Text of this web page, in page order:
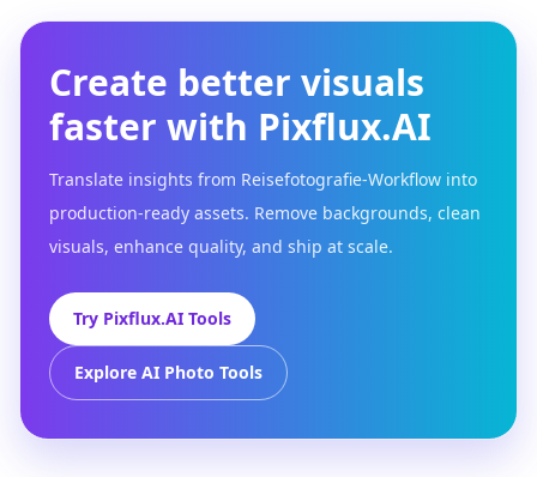
Create better visuals
faster with Pixflux.AI
Translate insights from Reisefotografie-Workflow into
production-ready assets. Remove backgrounds, clean
visuals, enhance quality, and ship at scale.
Try Pixflux.AI Tools
Explore AI Photo Tools